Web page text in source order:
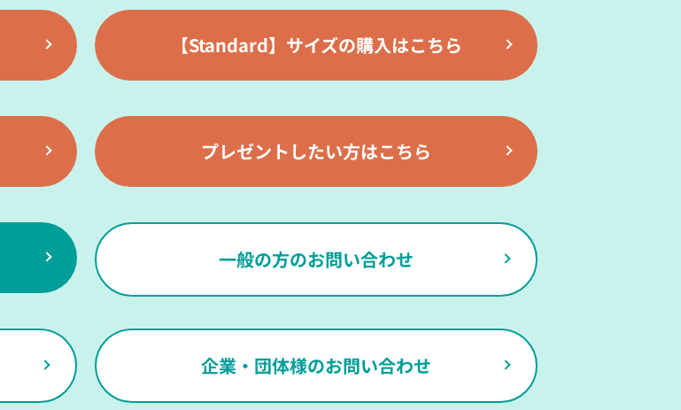
【Standard】サイズの購入はこちら
プレゼントしたい方はこちら
一般の方のお問い合わせ
企業・団体様のお問い合わせ